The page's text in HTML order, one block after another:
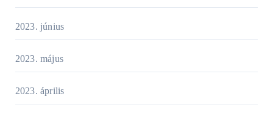
2023. június
2023. május
2023. április